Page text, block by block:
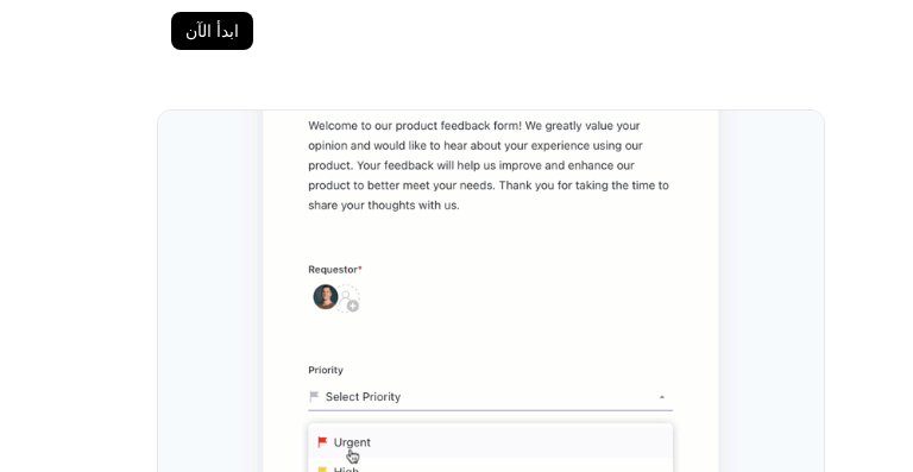
ابدأ الآن